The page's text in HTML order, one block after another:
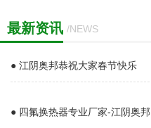
最新资讯 /NEWS
● 江阴奥邦恭祝大家春节快乐
● 四氟换热器专业厂家-江阴奥邦